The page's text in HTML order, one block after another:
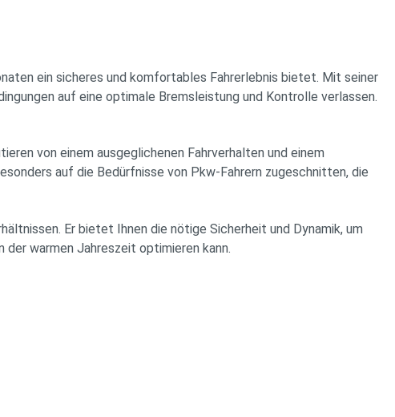
ein sicheres und komfortables Fahrerlebnis bietet. Mit seiner
auf eine optimale Bremsleistung und Kontrolle verlassen.
von einem ausgeglichenen Fahrverhalten und einem
auf die Bedürfnisse von Pkw-Fahrern zugeschnitten, die
Er bietet Ihnen die nötige Sicherheit und Dynamik, um
warmen Jahreszeit optimieren kann.